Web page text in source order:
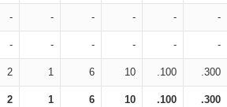
- - - - - -
- - - - - -
2 1 6 10 .100 .300
2 1 6 10 .100 .300